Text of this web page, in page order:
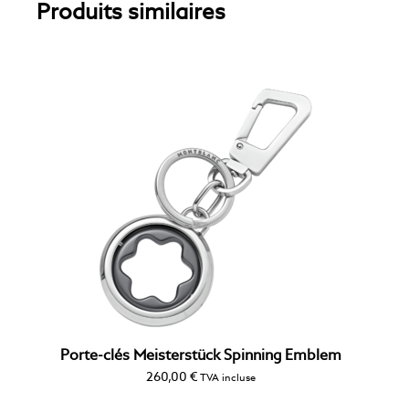
Produits similaires
Porte-clés Meisterstück Spinning Emblem
260,00 € TVA incluse